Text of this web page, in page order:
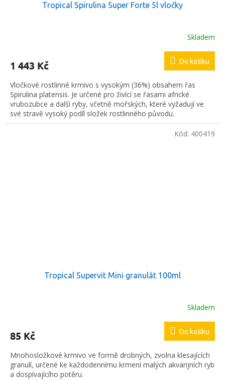
Tropical Spirulina Super Forte 5l vločky
Skladem
1 443 Kč Do košíku
Vločkové rostlinné krmivo s vysokým (36%) obsahem řas
Spirulina platensis. Je určené pro živící se řasami africké
vrubozubce a další ryby, včetně mořských, které vyžadují ve
své stravě vysoký podíl složek rostlinného původu.
Tropical Supervit Mini granulát 100ml
Skladem
85 Kč Do košíku
Mnohosložkové krmivo ve formě drobných, zvolna klesajících
granulí, určené ke každodennímu krmení malých akvarijních ryb
a dospívajícího potěru.
Kód: 400419